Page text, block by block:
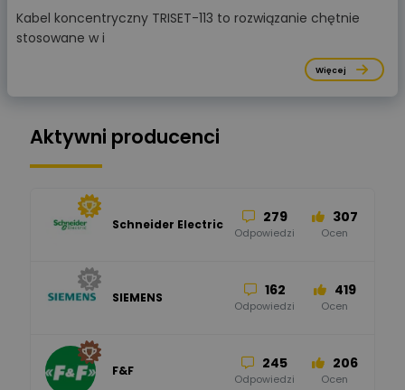
Kabel koncentryczny TRISET-113 to rozwiązanie chętnie
stosowane w i
Więcej
Aktywni producenci
Schneider Electric 279
Odpowiedzi
307
Ocen
SIEMENS 162
Odpowiedzi
419
Ocen
F&F 245
Odpowiedzi
206
Ocen